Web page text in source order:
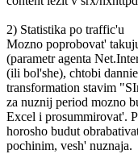
2) Statistika po traffic'u
Mozno poprobovat'
(parametr agenta
(ili bol'she), chtobi
transformation stavim
za nuznij period mozno
Excel i prosummirovat'.
horosho budut
pochinim, vesh' nuznaja.